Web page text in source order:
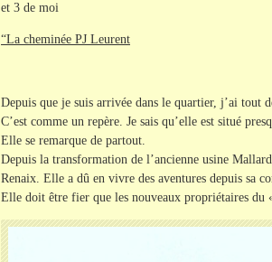
et 3 de moi
“La cheminée PJ Leurent
Depuis que je suis arrivée dans le quartier, j’ai tout
C’est comme un repère. Je sais qu’elle est situé
Elle se remarque de partout.
Depuis la transformation de l’ancienne usine
Renaix. Elle a dû en vivre des aventures depuis sa
Elle doit être fier que les nouveaux propriétaires du